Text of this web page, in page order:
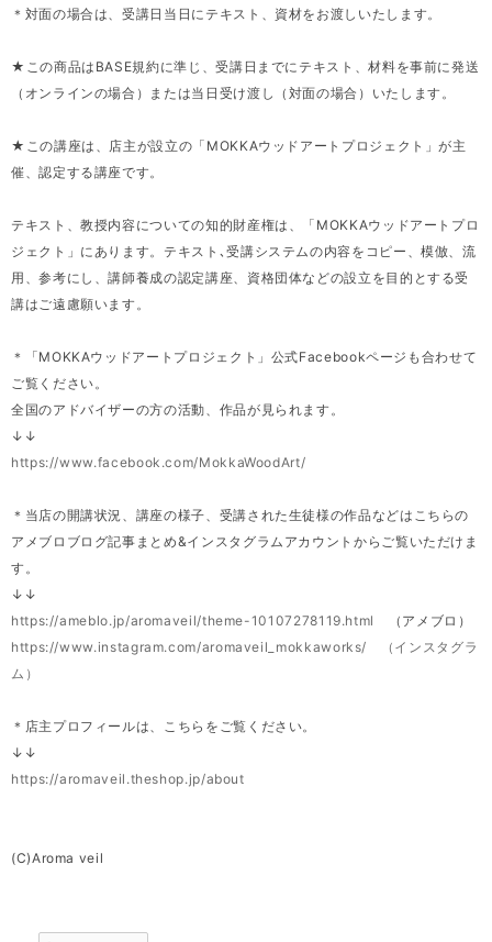
＊対面の場合は、受講日当日にテキスト、資材をお渡しいたします。
★この商品はBASE規約に準じ、受講日までにテキスト、材料を事前に発送
（オンラインの場合）または当日受け渡し（対面の場合）いたします。
★この講座は、店主が設立の「MOKKAウッドアートプロジェクト」が主
催、認定する講座です。
テキスト、教授内容についての知的財産権は、「MOKKAウッドアートプロ
ジェクト」にあります。テキスト､受講システムの内容をコピー、模倣、流
用、参考にし、講師養成の認定講座、資格団体などの設立を目的とする受
講はご遠慮願います。
＊「MOKKAウッドアートプロジェクト」公式Facebookページも合わせて
ご覧ください。
全国のアドバイザーの方の活動、作品が見られます。
↓↓
https://www.facebook.com/MokkaWoodArt/
＊当店の開講状況、講座の様子、受講された生徒様の作品などはこちらの
アメブロブログ記事まとめ&インスタグラムアカウントからご覧いただけま
す。
↓↓
https://ameblo.jp/aromaveil/theme-10107278119.html
（アメブロ）
https://www.instagram.com/aromaveil_mokkaworks/ （インスタグラ
ム）
＊店主プロフィールは、こちらをご覧ください。
↓↓
https://aromaveil.theshop.jp/about
(C)Aroma veil